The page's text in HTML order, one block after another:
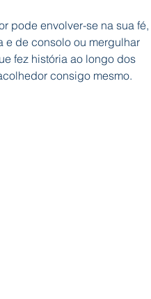
pode envolver-se na sua fé,
e de consolo ou mergulhar
fez história ao longo dos
consigo mesmo.